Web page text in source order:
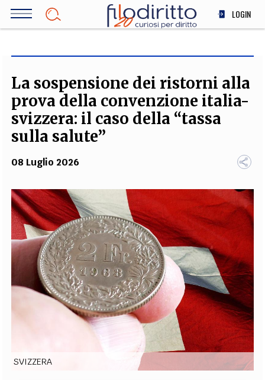
Salta
LOGIN
SOCIETÀ
MEDICINA
SCIENZA
STORIA E FILOSOFIA
TEAM
FILODIRITTO REDAZIONE COMITATO SCIENTIFICO AUTORI
CURATORI
FOTOGRAFI
PARTNER COLLABORA CON NOI
EXTRA
CODICI RUBRICHE LIBRI PROCEEDINGS PUBBLICITÀ CONTATTI
SOCIAL MEDIA
La sospensione dei ristorni alla
prova della convenzione italia-
svizzera: il caso della “tassa
sulla salute”
08 Luglio 2026
SVIZZERA